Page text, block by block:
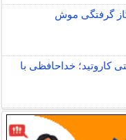
گرفتگی موش
کاروتید؛ خداحافظی با